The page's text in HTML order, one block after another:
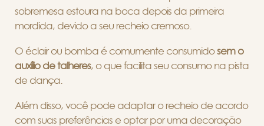
sobremesa estoura na boca depois da primeira
mordida, devido a seu recheio cremoso.
O éclair ou bomba é comumente consumidosem o
auxílio de talheres, o que facilita seu consumo na pista
de dança.
Além disso, você pode adaptar o recheio de acordo
com suas preferências e optar por uma decoração